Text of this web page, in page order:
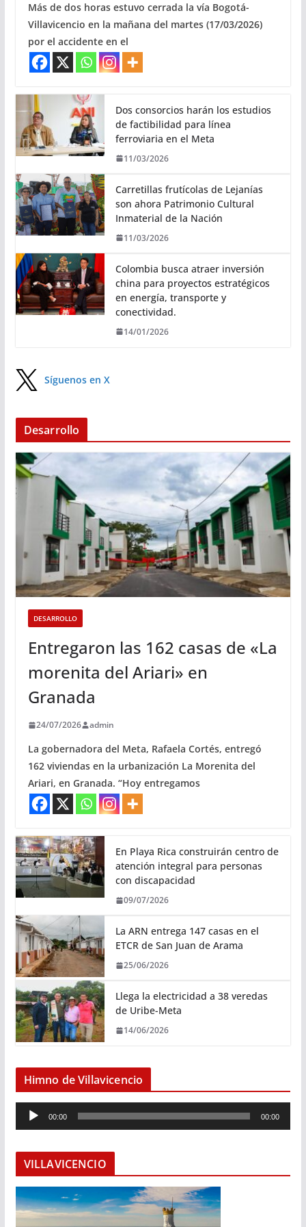
Más de dos horas estuvo cerrada la vía Bogotá-
Villavicencio en la mañana del martes (17/03/2026)
por el accidente en el
Dos consorcios harán los estudios
de factibilidad para línea
ferroviaria en el Meta
11/03/2026
Carretillas frutícolas de Lejanías
son ahora Patrimonio Cultural
Inmaterial de la Nación
11/03/2026
Colombia busca atraer inversión
china para proyectos estratégicos
en energía, transporte y
conectividad.
14/01/2026
Síguenos en X
Desarrollo
DESARROLLO
Entregaron las 162 casas de «La
morenita del Ariari» en
Granada
24/07/2026 admin
La gobernadora del Meta, Rafaela Cortés, entregó
162 viviendas en la urbanización La Morenita del
Ariari, en Granada. “Hoy entregamos
En Playa Rica construirán centro de
atención integral para personas
con discapacidad
09/07/2026
La ARN entrega 147 casas en el
ETCR de San Juan de Arama
25/06/2026
Llega la electricidad a 38 veredas
de Uribe-Meta
14/06/2026
Himno de Villavicencio
e
o
d
u
00:00 00:00
VILLAVICENCIO